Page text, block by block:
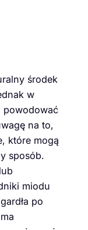
środek
w
powodować
na to,
które mogą
sposób.
miodu
po